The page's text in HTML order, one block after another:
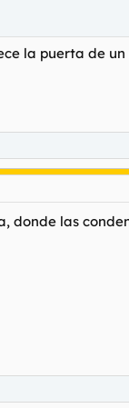
la puerta de
donde las